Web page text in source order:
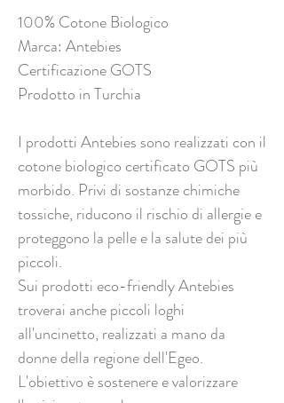
100% Cotone Biologico
Marca: Antebies
Certificazione GOTS
Prodotto in Turchia
I prodotti Antebies sono realizzati con il
cotone biologico certificato GOTS più
morbido. Privi di sostanze chimiche
tossiche, riducono il rischio di allergie e
proteggono la pelle e la salute dei più
piccoli.
Sui prodotti eco-friendly Antebies
troverai anche piccoli loghi
all'uncinetto, realizzati a mano da
donne della regione dell'Egeo.
L'obiettivo è sostenere e valorizzare